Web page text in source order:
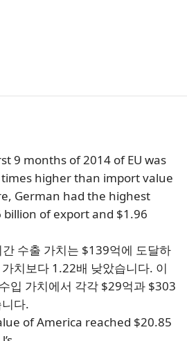
9 months of 2014 of EU was
higher than import value
German had the highest
of export and $1.96
간 수출 가치는 $139억에 도달하
치보다 1.22배 낮았습니다. 이
입 가치에서 각각 $29억과 $303
다.
of America reached $20.85